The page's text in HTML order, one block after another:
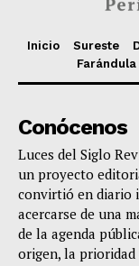
Inicio Sureste
Farándula
Conócenos
Luces del Siglo
un proyecto
convirtió en diario
acercarse de una
de la agenda
origen, la prioridad